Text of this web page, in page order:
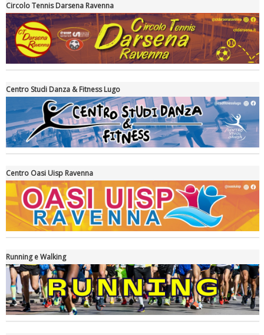
Ddl Lobby, Uisp: “Il Parlamento valorizzi le nostre specificità"
La formazione Uisp rallenta ma prosegue anche in estate
Circolo Tennis Darsena Ravenna
Centro Studi Danza & Fitness Lugo
Centro Oasi Uisp Ravenna
Running e Walking